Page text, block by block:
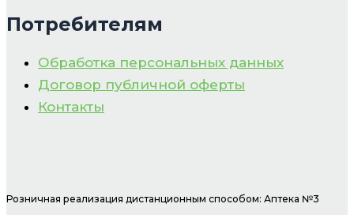
Потребителям
Обработка персональных данных
Договор публичной оферты
Контакты
Розничная реализация дистанционным способом: Аптека №3